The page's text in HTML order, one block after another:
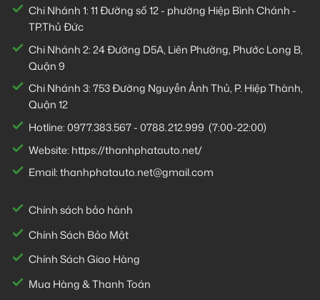
Chi Nhánh 1:11 Đường số 12 - phường Hiệp Bình Chánh -
TP.Thủ Đức
Chi Nhánh 2:24 Đường D5A, Liên Phường, Phước Long B,
Quận 9
Chi Nhánh 3:753 Đường Nguyễn Ảnh Thủ, P. Hiệp Thành,
Quận 12
Hotline:0977.383.567-0788.212.999 (7:00-22:00)
Website: https://thanhphatauto.net/
Email:thanhphatauto.net@gmail.com
Chính sách bảo hành
Chính Sách Bảo Mật
Chính Sách Giao Hàng
Mua Hàng & Thanh Toán